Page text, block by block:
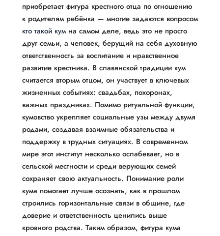
приобретает фигура крестного отца по отношению
к родителям ребёнка — многие задаются вопросом
кто такой кумна самом деле, ведь это не просто
друг семьи, а человек, берущий на себя духовную
ответственность за воспитание и нравственное
развитие крестника. В славянской традиции кум
считается вторым отцом, он участвует в ключевых
жизненных событиях: свадьбах, похоронах,
важных праздниках. Помимо ритуальной функции,
кумовство укрепляет социальные узы между двумя
родами, создавая взаимные обязательства и
поддержку в трудных ситуациях. В современном
мире этот институт несколько ослабевает, но в
сельской местности и среди верующих семей
сохраняет свою актуальность. Понимание роли
кума помогает лучше осознать, как в прошлом
строились горизонтальные связи в общине, где
доверие и ответственность ценились выше
кровного родства. Таким образом, фигура кума